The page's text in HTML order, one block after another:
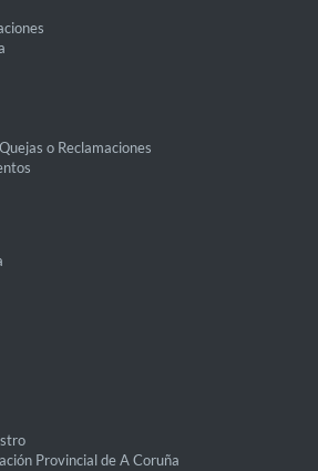
o Reclamaciones
Provincial de A Coruña